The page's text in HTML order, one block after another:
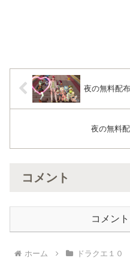
夜の無料配
夜の無料
コメント
コメン
ホーム ドラクエ１０